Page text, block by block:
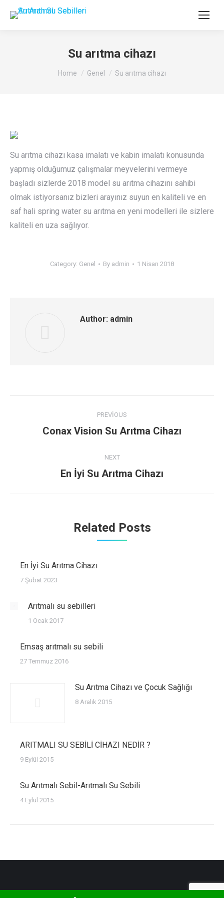
Su arıtma cihazı
You are here:
Home Genel Su arıtma cihazı
Su arıtma cihazı kasa imalatı ve kabin imalatı konusunda
yapmış olduğumuz çalışmalar meyvelerini vermeye
başladı sizlerde 2018 model su arıtma cihazını sahibi
olmak istiyorsanız bizleri arayınız suyun en kaliteli ve en
saf hali spring water su arıtma en yeni modelleri ile sizlere
kaliteli en uza sağlıyor.
Category: Genel By admin 1 Nisan 2018
Author: admin
navigation
PREVIOUS
Previous
Conax Vision Su Arıtma Cihazı
NEXT
Next
En İyi Su Arıtma Cihazı
Related Posts
En İyi Su Arıtma Cihazı
7 Şubat 2023
Arıtmalı su sebilleri
1 Ocak 2017
Emsaş arıtmalı su sebili
27 Temmuz 2016
Su Arıtma Cihazı ve Çocuk Sağlığı
8 Aralık 2015
ARITMALI SU SEBİLİ CİHAZI NEDİR ?
9 Eylül 2015
Su Arıtmalı Sebil-Arıtmalı Su Sebili
4 Eylül 2015